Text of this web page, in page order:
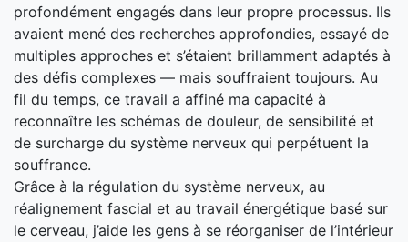
profondément engagés dans leur propre processus. Ils
avaient mené des recherches approfondies, essayé de
multiples approches et s’étaient brillamment adaptés à
des défis complexes — mais souffraient toujours. Au
fil du temps, ce travail a affiné ma capacité à
reconnaître les schémas de douleur, de sensibilité et
de surcharge du système nerveux qui perpétuent la
souffrance.
Grâce à la régulation du système nerveux, au
réalignement fascial et au travail énergétique basé sur
le cerveau, j’aide les gens à se réorganiser de l’intérieur